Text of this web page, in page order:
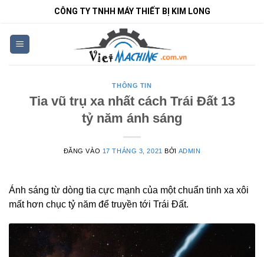
nội
dung
CÔNG TY TNHH MÁY THIẾT BỊ KIM LONG
THÔNG TIN
Tia vũ trụ xa nhất cách Trái Đất 13
tỷ năm ánh sáng
ĐĂNG VÀO 17 THÁNG 3, 2021 BỞI ADMIN
Ánh sáng từ dòng tia cực mạnh của một chuẩn tinh xa xôi
mất hơn chục tỷ năm để truyền tới Trái Đất.